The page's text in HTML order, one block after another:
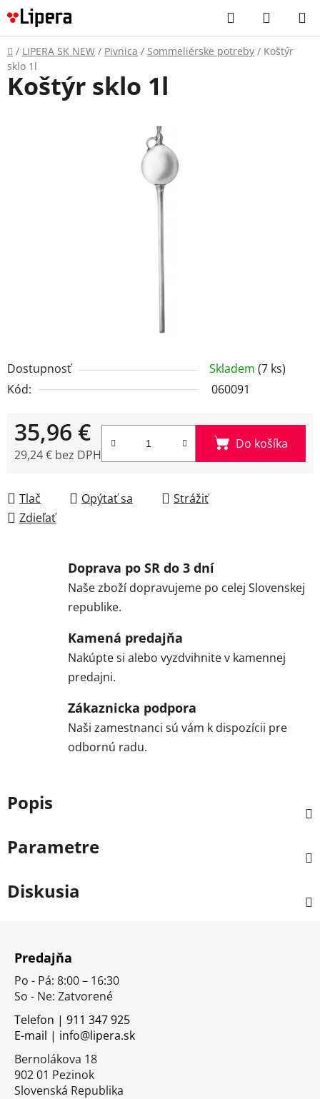
Prejsť
na
obsah
Hľadať
KOŠÍK
Domov
/ LIPERA SK NEW / Pivnica / Sommeliérske potreby / Koštýr
sklo 1l
Dostupnosť Skladem (7 ks)
Kód:
060091
35,96 €
29,24 € bez DPH
Do košíka
Tlač Opýtať sa
Strážiť
Zdieľať
Koštýr sklo 1l
Doprava po SR do 3 dní
Naše zboží dopravujeme po celej Slovenskej
republike.
Kamená predajňa
Nakúpte si alebo vyzdvihnite v kamennej
predajni.
Zákaznicka podpora
Naši zamestnanci sú vám k dispozícii pre
odbornú radu.
Popis
Parametre
Diskusia
Predajňa
Po - Pá: 8:00 – 16:30
So - Ne: Zatvorené
Telefon | 911 347 925
E-mail | info@lipera.sk
Bernolákova 18
902 01 Pezinok
Slovenská Republika